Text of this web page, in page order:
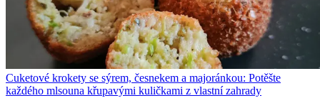
Cuketové krokety se sýrem, česnekem a majoránkou: Potěšte
každého mlsouna křupavými kuličkami z vlastní zahrady